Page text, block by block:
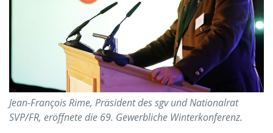
Jean-François Rime, Präsident des sgv und Nationalrat
SVP/FR, eröffnete die 69. Gewerbliche Winterkonferenz.